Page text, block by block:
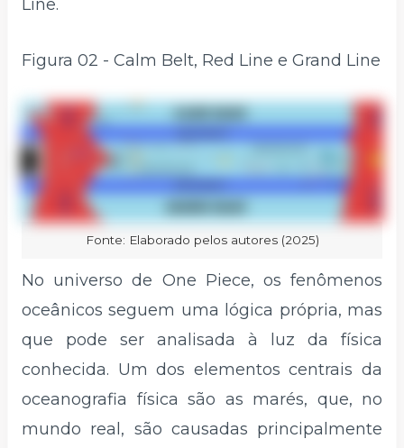
Line.
Figura 02 - Calm Belt, Red Line e Grand Line
Fonte: Elaborado pelos autores (2025)
No universo de One Piece, os fenômenos
oceânicos seguem uma lógica própria, mas
que pode ser analisada à luz da física
conhecida. Um dos elementos centrais da
oceanografia física são as marés, que, no
mundo real, são causadas principalmente